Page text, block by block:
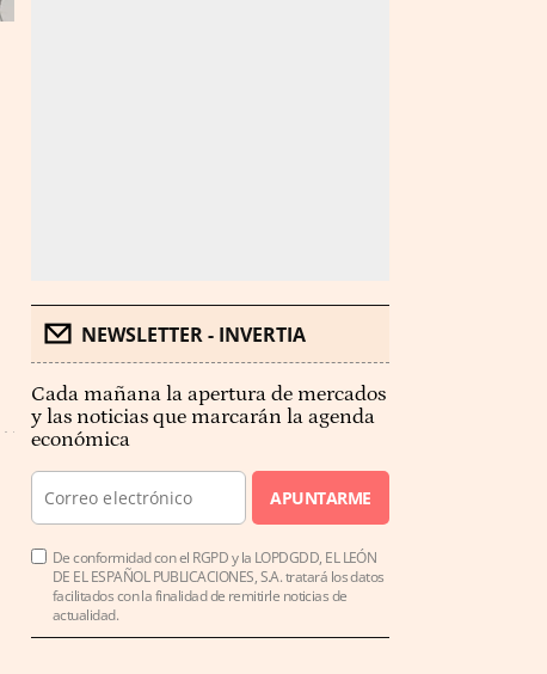
NEWSLETTER - INVERTIA
Cada mañana la apertura de mercados
y las noticias que marcarán la agenda
económica
APUNTARME
De conformidad con el RGPD y la LOPDGDD, EL LEÓN
DE EL ESPAÑOL PUBLICACIONES, S.A. tratará los datos
facilitados con la finalidad de remitirle noticias de
actualidad.